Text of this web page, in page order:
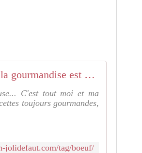
boeuf - la gourmandise est un joli défaut
C'est tout moi et ma
toujours gourmandes,
jolidefaut.com/tag/boeuf/